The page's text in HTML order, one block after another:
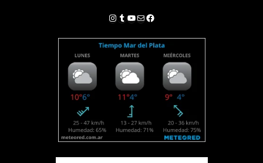
Instagram
Tumblr
YouTube
Correo electrónico
Facebook